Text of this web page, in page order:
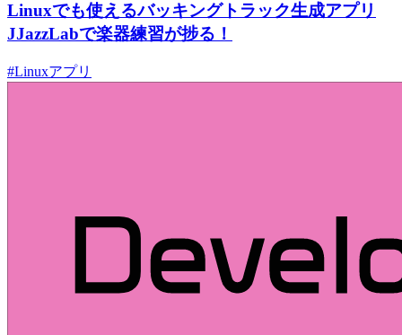
Linuxでも使えるバッキングトラック生成アプリ
JJazzLabで楽器練習が捗る！
#Linuxアプリ